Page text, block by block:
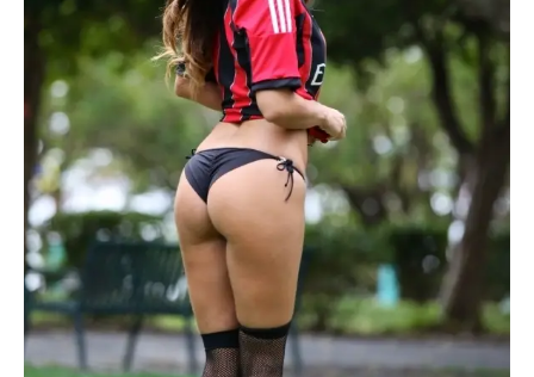
Escandalos,Morbo,